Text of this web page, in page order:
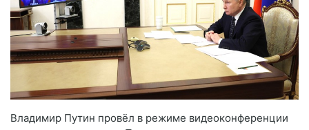
Владимир Путин провёл в режиме видеоконференции